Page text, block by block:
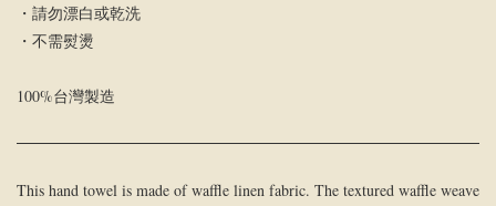
・請勿漂白或乾洗
・不需熨燙
100%台灣製造
This hand towel is made of waffle linen fabric. The textured waffle weave